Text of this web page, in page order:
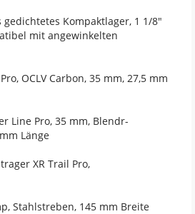
Kompaktlager, 1 1/8"
mit angewinkelten
OCLV Carbon, 35 mm, 27,5 mm
Line Pro, 35 mm, Blendr-
Länge
XR Trail Pro,
Stahlstreben, 145 mm Breite